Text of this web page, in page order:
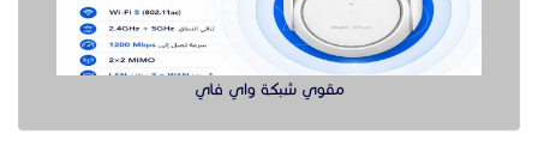
مقوي شبكة واي فاي